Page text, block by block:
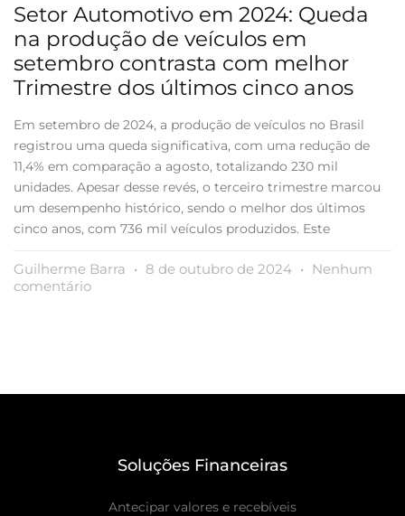
Setor Automotivo em 2024: Queda
na produção de veículos em
setembro contrasta com melhor
Trimestre dos últimos cinco anos
Em setembro de 2024, a produção de veículos no Brasil
registrou uma queda significativa, com uma redução de
11,4% em comparação a agosto, totalizando 230 mil
unidades. Apesar desse revés, o terceiro trimestre marcou
um desempenho histórico, sendo o melhor dos últimos
cinco anos, com 736 mil veículos produzidos. Este
Guilherme Barra 8 de outubro de 2024
Nenhum
comentário
Soluções Financeiras
Antecipar valores e recebíveis